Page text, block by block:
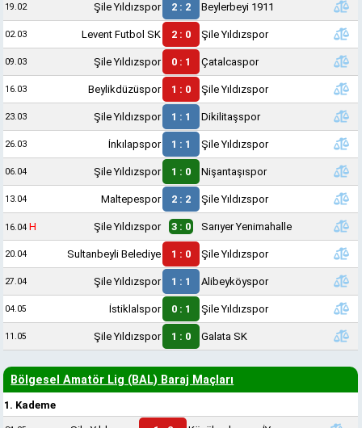
19.02 Şile Yıldızspor 2 : 2 Beylerbeyi 1911
02.03 Levent Futbol SK 2 : 0 Şile Yıldızspor
09.03 Şile Yıldızspor 0 : 1 Çatalcaspor
16.03 Beylikdüzüspor 1 : 0 Şile Yıldızspor
23.03 Şile Yıldızspor 1 : 1 Dikilitaşspor
26.03 İnkılapspor 1 : 1 Şile Yıldızspor
06.04 Şile Yıldızspor 1 : 0 Nişantaşıspor
13.04 Maltepespor 2 : 2 Şile Yıldızspor
16.04 H Şile Yıldızspor 3 : 0 Sarıyer Yenimahalle
20.04 Sultanbeyli Belediye 1 : 0 Şile Yıldızspor
27.04 Şile Yıldızspor 1 : 1 Alibeyköyspor
04.05 İstiklalspor 0 : 1 Şile Yıldızspor
11.05 Şile Yıldızspor 1 : 0 Galata SK
Bölgesel Amatör Lig (BAL) Baraj Maçları
1. Kademe